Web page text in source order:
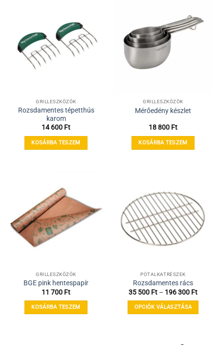
variációja
van.
A
változatok
GRILLESZKÖZÖK
Rozsdamentes tépetthús
karom
14 600 Ft
KOSÁRBA TESZEM
GRILLESZKÖZÖK
Mérőedény készlet
18 800 Ft
KOSÁRBA TESZEM
GRILLESZKÖZÖK
BGE pink hentespapír
11 700 Ft
KOSÁRBA TESZEM
PÓTALKATRÉSZEK
Rozsdamentes rács
35 500 Ft – 196 300 Ft
196
OPCIÓK VÁLASZTÁSA